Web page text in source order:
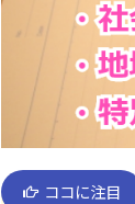
ココに注目